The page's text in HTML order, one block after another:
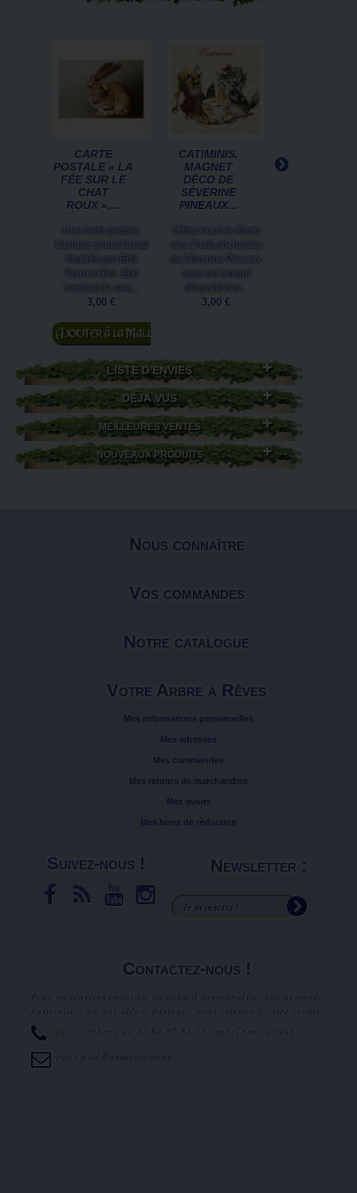
CARTE
POSTALE « LA
FÉE SUR LE
CHAT
ROUX »,...
Une carte postale
féerique grand format
illustrée par Erlé
Ferronnière. Elle
représente une...
3,00 €
Ajouter au
panier
CATIMINIS,
MAGNET
DÉCO DE
SÉVERINE
PINEAUX...
Offrez-vous la féerie
des Chats enchantés
de Séverine Pineaux
avec cet aimant
décoratif des...
3,00 €
PAGES
LISTE D'ENVIES
DÉJÀ VUS
MEILLEURES VENTES
NOUVEAUX PRODUITS
Nous connaître
Vos commandes
Notre catalogue
Votre Arbre à Rêves
Mes informations personnelles
Mes adresses
Mes commandes
Mes retours de marchandise
Mes avoirs
Mes bons de réduction
Suivez-nous ! Newsletter :
Contactez-nous !
Pour un renseignement ou un conseil personnalisé, une demande
particulière ou une idée à partager, nous sommes à votre écoute.
par téléphone au
07.64.07.81.25 (appel non surtaxé).
par email Contactez-nous